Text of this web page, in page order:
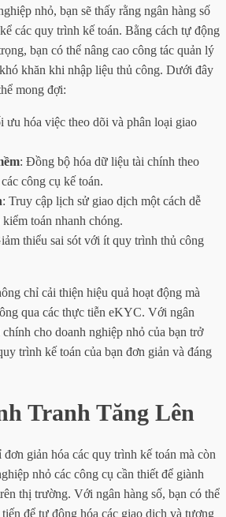
nhỏ, bạn sẽ thấy rằng ngân hàng số
các quy trình kế toán. Bằng cách tự động
bạn có thể nâng cao công tác quản lý
khăn khi nhập liệu thủ công. Dưới đây
mong đợi:
ưu hóa việc theo dõi và phân loại giao
: Đồng bộ hóa dữ liệu tài chính theo
công cụ kế toán.
: Truy cập lịch sử giao dịch một cách dễ
toán nhanh chóng.
thiểu sai sót với ít quy trình thủ công
chỉ cải thiện hiệu quả hoạt động mà
qua các thực tiễn eKYC. Với ngân
cho doanh nghiệp nhỏ của bạn trở
trình kế toán của bạn đơn giản và đáng
Tranh Tăng Lên
giản hóa các quy trình kế toán mà còn
nhỏ các công cụ cần thiết để giành
thị trường. Với ngân hàng số, bạn có thể
để tự động hóa các giao dịch và tương